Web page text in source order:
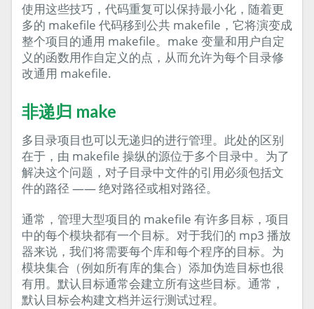
使用这些技巧，代码重复可以保持最小化，随着更
多的 makefile 代码移到公共 makefile，它将演变成
整个项目的通用 makefile。make 变量和用户自定
义的函数用作自定义的点，从而允许为每个目录修
改通用 makefile.
非递归 make
多目录项目也可以无递归的进行管理。此处的区别
在于，由 makefile 操纵的源位于多个目录中。为了
解决这个问题，对子目录中文件的引用必须包括文
件的路径 —— 绝对路径或相对路径。
通常，管理大型项目的 makefile 有许多目标，项目
中的每个模块都有一个目标。对于我们的 mp3 播放
器来说，我们将需要每个库和每个程序的目标。为
模块集合（例如所有库的集合）添加伪造目标也很
有用。默认目标通常会建立所有这些目标。通常，
默认目标会构建文档并运行测试过程。